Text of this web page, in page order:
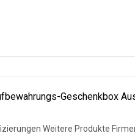
Geschenkbox
Weitere Produkte